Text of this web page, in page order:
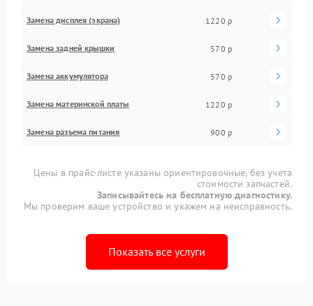
Замена дисплея (экрана) 1220 р
Замена задней крышки 570 р
Замена аккумулятора 570 р
Замена материнской платы 1220 р
Замена разъема питания 900 р
Цены в прайс-листе указаны ориентировочные, без учета
стоимости запчастей.
Записывайтесь на бесплатную диагностику.
Мы проверим ваше устройство и укажем на неисправность.
Показать все услуги